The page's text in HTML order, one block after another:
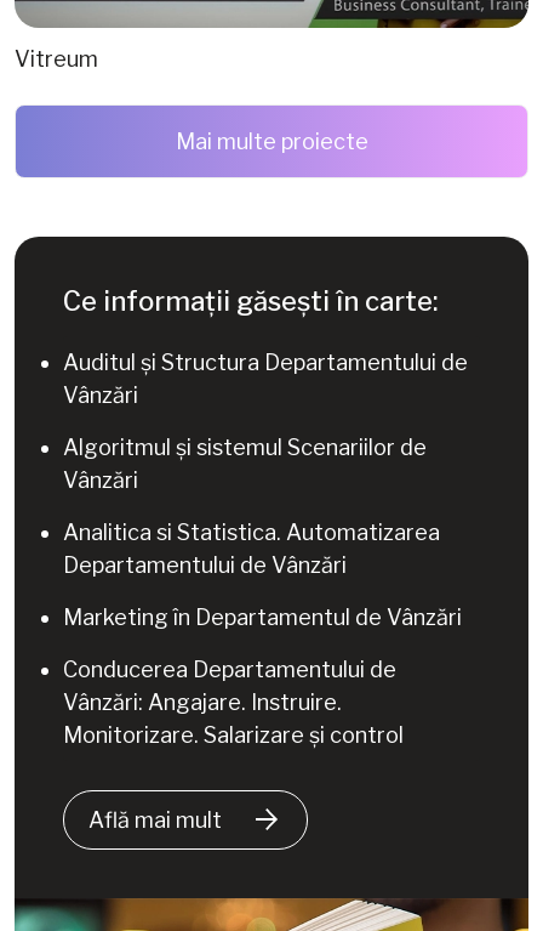
Vitreum
Mai multe proiecte
Ce informații găsești în carte:
Auditul și Structura Departamentului de
Vânzări
Algoritmul și sistemul Scenariilor de
Vânzări
Analitica si Statistica. Automatizarea
Departamentului de Vânzări
Marketing în Departamentul de Vânzări
Conducerea Departamentului de
Vânzări: Angajare. Instruire.
Monitorizare. Salarizare și control
Află mai mult